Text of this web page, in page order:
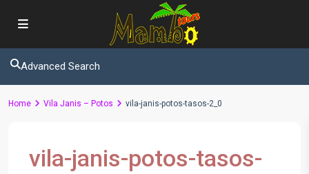
Advanced Search
Home Vila Janis – Potos vila-janis-potos-tasos-2_0
vila-janis-potos-tasos-